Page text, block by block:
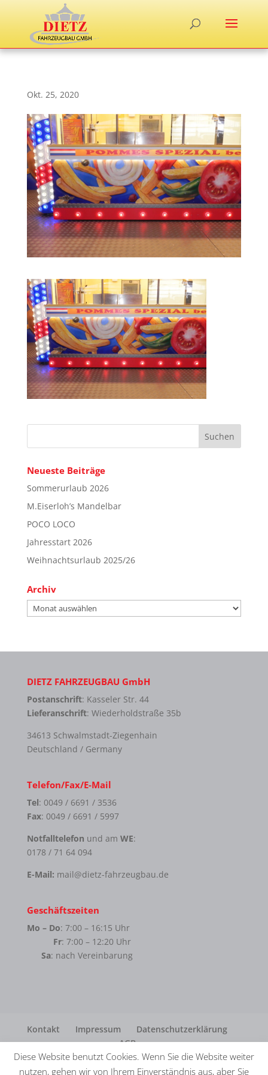
Okt. 25, 2020
Neueste Beiträge
Sommerurlaub 2026
M.Eiserloh’s Mandelbar
POCO LOCO
Jahresstart 2026
Weihnachtsurlaub 2025/26
Archiv
Archiv
DIETZ FAHRZEUGBAU GmbH
Postanschrift: Kasseler Str. 44
Lieferanschrift: Wiederholdstraße 35b
34613 Schwalmstadt-Ziegenhain
Deutschland / Germany
Telefon/Fax/E-Mail
Tel: 0049 / 6691 / 3536
Fax: 0049 / 6691 / 5997
Notfalltelefon und am WE:
0178 / 71 64 094
E-Mail: mail@dietz-fahrzeugbau.de
Geschäftszeiten
Mo – Do: 7:00 – 16:15 Uhr
Fr: 7:00 – 12:20 Uhr
Sa: nach Vereinbarung
Kontakt Impressum
Datenschutzerklärung
AGB
Diese Website benutzt Cookies. Wenn Sie die Website weiter
nutzen, gehen wir von Ihrem Einverständnis aus, aber Sie